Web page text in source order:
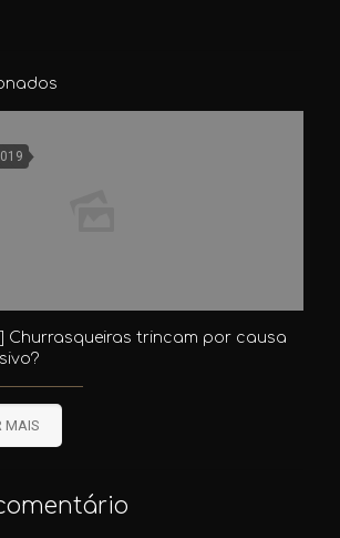
Churrasqueiras trincam por causa
MAIS